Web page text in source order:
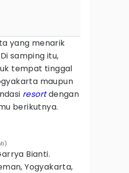
yang menarik
samping itu,
tempat tinggal
maupun
resortdengan
berikutnya.
Bianti.
Yogyakarta,